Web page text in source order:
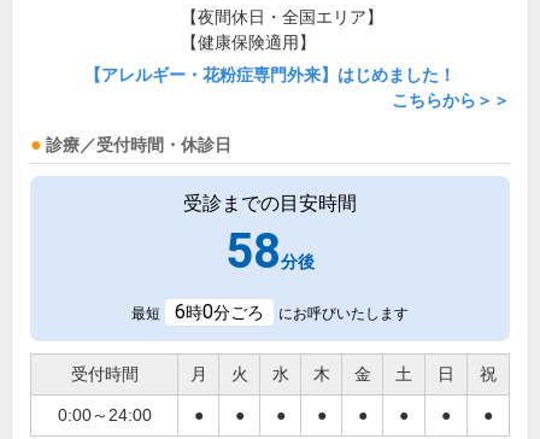
【夜間休日・全国エリア】
【健康保険適用】
【アレルギー・花粉症専門外来】はじめました！
こちらから＞＞
診療／受付時間・休診日
受診までの目安時間
58分後
最短 6時0分ごろ にお呼びいたします
受付時間 月 火 水 木 金 土 日 祝
0:00～24:00 ● ● ● ● ● ● ● ●